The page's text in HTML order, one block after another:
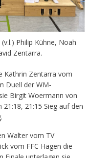
Philip Kühne, Noah
Zentarra.
Kathrin Zentarra vom
Duell der WM-
Birgit Woermann von
21:15 Sieg auf den
Walter vom TV
vom FFC Hagen die